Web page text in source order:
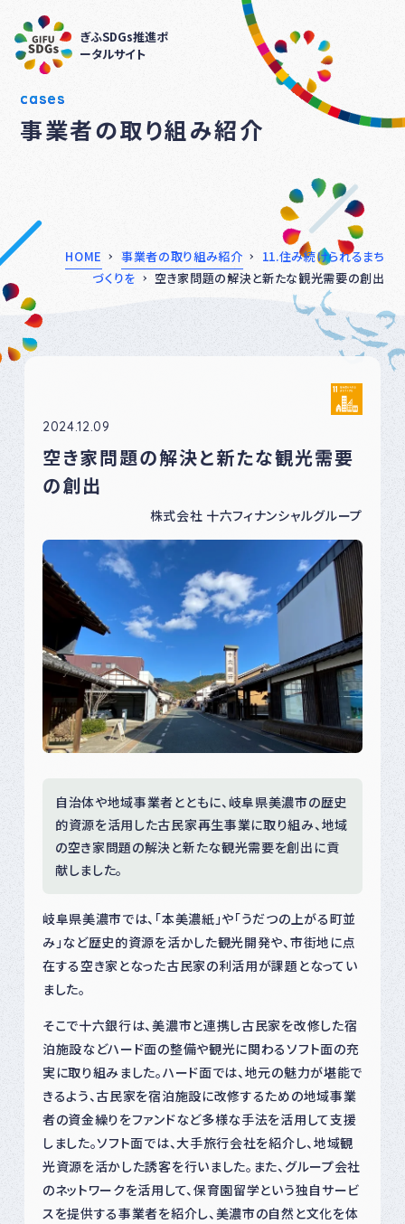
ぎふSDGs推進ポ
ータルサイト
cases
事業者の取り組み紹介
HOME 事業者の取り組み紹介
11.住み続けられるまち
づくりを
空き家問題の解決と新たな観光需要の創出
2024.12.09
空き家問題の解決と新たな観光需要
の創出
株式会社 十六フィナンシャルグループ
自治体や地域事業者とともに、岐阜県美濃市の歴史
的資源を活用した古民家再生事業に取り組み、地域
の空き家問題の解決と新たな観光需要を創出に貢
献しました。
岐阜県美濃市では、「本美濃紙」や「うだつの上がる町並
み」など歴史的資源を活かした観光開発や、市街地に点
在する空き家となった古民家の利活用が課題となってい
ました。
そこで十六銀行は、美濃市と連携し古民家を改修した宿
泊施設などハード面の整備や観光に関わるソフト面の充
実に取り組みました。ハード面では、地元の魅力が堪能で
きるよう、古民家を宿泊施設に改修するための地域事業
者の資金繰りをファンドなど多様な手法を活用して支援
しました。ソフト面では、大手旅行会社を紹介し、地域観
光資源を活かした誘客を行いました。また、グループ会社
のネットワークを活用して、保育園留学という独自サービ
スを提供する事業者を紹介し、美濃市の自然と文化を体